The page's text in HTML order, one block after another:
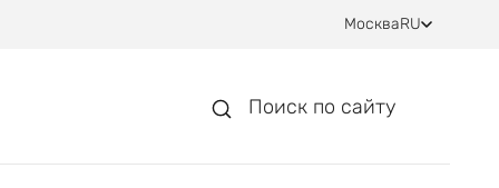
МоскваRU
Поиск по сайту